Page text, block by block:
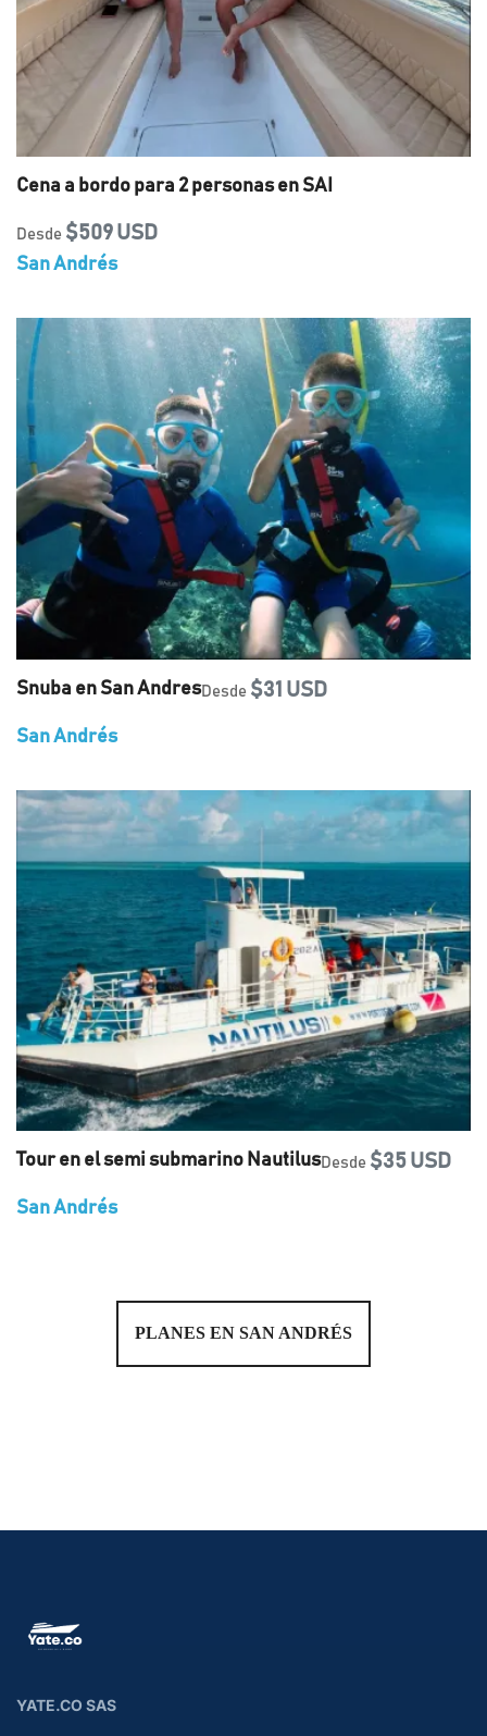
Cena a bordo para 2 personas en SAI
Desde $509 USD
San Andrés
Snuba en San AndresDesde $31 USD
San Andrés
Tour en el semi submarino NautilusDesde $35 USD
San Andrés
PLANES EN SAN ANDRÉS
YATE.CO SAS